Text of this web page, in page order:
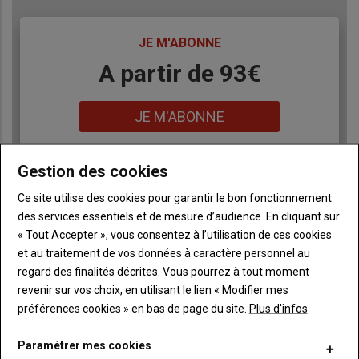
JE M'ABONNE
A partir de 93€
JE M'ABONNE
à
puce
Accédez à tous les articles du site L'Aurore
Paysanne
Consultez le journal L'Aurore Paysanne au format
numérique, sur tous les supports
Ne manquez aucune information grâce à la
newsletter du journal L'Aurore Paysanne
Gestion des cookies
Ce site utilise des cookies pour garantir le bon fonctionnement
des services essentiels et de mesure d’audience. En cliquant sur
« Tout Accepter », vous consentez à l’utilisation de ces cookies
et au traitement de vos données à caractère personnel au
regard des finalités décrites. Vous pourrez à tout moment
revenir sur vos choix, en utilisant le lien « Modifier mes
préférences cookies » en bas de page du site. Plus d'infos
Paramétrer mes cookies